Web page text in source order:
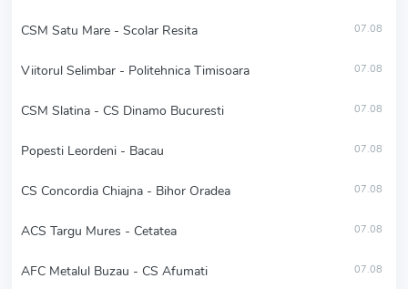
CSM Satu Mare - Scolar Resita 07.08
Viitorul Selimbar - Politehnica Timisoara 07.08
CSM Slatina - CS Dinamo Bucuresti 07.08
Popesti Leordeni - Bacau 07.08
CS Concordia Chiajna - Bihor Oradea 07.08
ACS Targu Mures - Cetatea 07.08
AFC Metalul Buzau - CS Afumati 07.08